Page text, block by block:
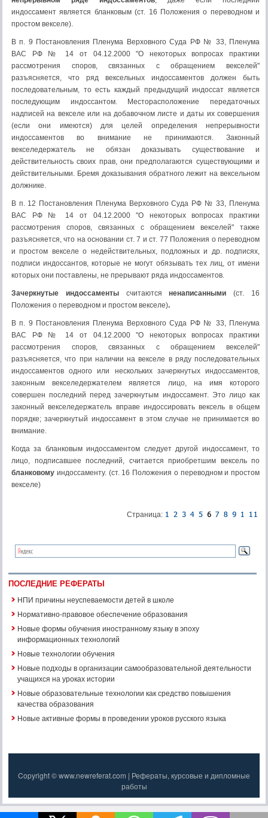
индоссамент является бланковым (ст. 16 Положения о переводном и
простом векселе).
В п. 9 Постановления Пленума Верховного Суда РФ № 33, Пленума
ВАС РФ № 14 от 04.12.2000 "О некоторых вопросах практики
рассмотрения споров, связанных с обращением векселей"
разъясняется, что ряд вексельных индоссаментов должен быть
последовательным, то есть каждый предыдущий индоссат является
последующим индоссантом. Месторасположение передаточных
надписей на векселе или на добавочном листе и даты их совершения
(если они имеются) для целей определения непрерывности
индоссаментов во внимание не принимаются. Законный
векселедержатель не обязан доказывать существование и
действительность своих прав, они предполагаются существующими и
действительными. Бремя доказывания обратного лежит на вексельном
должнике.
В п. 12 Постановления Пленума Верховного Суда РФ № 33, Пленума
ВАС РФ № 14 от 04.12.2000 "О некоторых вопросах практики
рассмотрения споров, связанных с обращением векселей" также
разъясняется, что на основании ст. 7 и ст. 77 Положения о переводном
и простом векселе о недействительных, подложных и др. подписях,
подписи индоссантов, которые не могут обязывать тех лиц, от имени
которых они поставлены, не прерывают ряда индоссаментов.
Зачеркнутые индоссаментысчитаютсяненаписанными(ст. 16
Положения о переводном и простом векселе).
В п. 9 Постановления Пленума Верховного Суда РФ № 33, Пленума
ВАС РФ № 14 от 04.12.2000 "О некоторых вопросах практики
рассмотрения споров, связанных с обращением векселей"
разъясняется, что при наличии на векселе в ряду последовательных
индоссаментов одного или нескольких зачеркнутых индоссаментов,
законным векселедержателем является лицо, на имя которого
совершен последний перед зачеркнутым индоссамент. Это лицо как
законный векселедержатель вправе индоссировать вексель в общем
порядке; зачеркнутый индоссамент в этом случае не принимается во
внимание.
Когда за бланковым индоссаментом следует другой индоссамент, то
лицо, подписавшее последний, считается приобретшим вексель по
бланковому индоссаменту. (ст. 16 Положения о переводном и простом
векселе)
Страница:
ПОСЛЕДНИЕ РЕФЕРАТЫ
НПИ причины неуспеваемости детей в школе
Нормативно-правовое обеспечение образования
Новые формы обучения иностранному языку в эпоху
информационных технологий
Новые технологии обучения
Новые подходы в организации самообразовательной деятельности
учащихся на уроках истории
Новые образовательные технологии как средство повышения
качества образования
Новые активные формы в проведении уроков русского языка
Copyright © www.newreferat.com | Рефераты, курсовые и дипломные
работы